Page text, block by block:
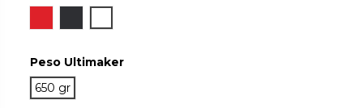
Peso Ultimaker
650 gr